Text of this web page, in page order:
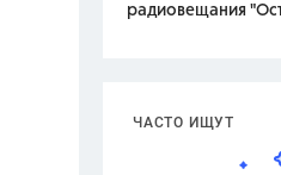
радиовещания
ЧАСТО ИЩУТ